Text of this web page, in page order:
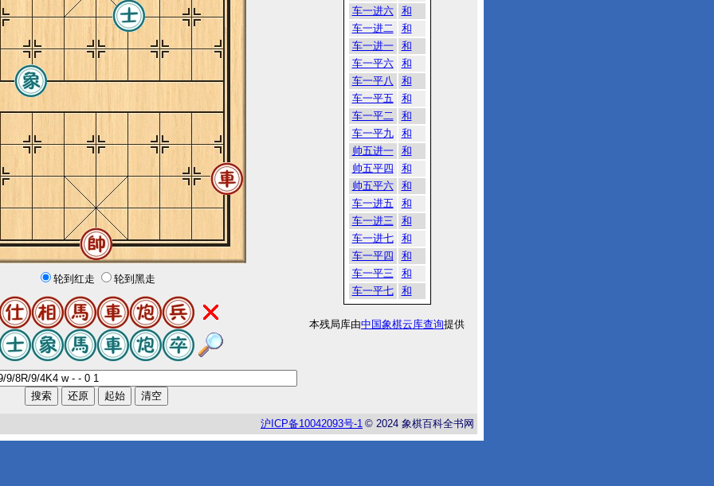
轮到红走 轮到黑走
车一进六
和
车一进二
和
车一进一
和
车一平六
和
车一平八
和
车一平五
和
车一平二
和
车一平九
和
帅五进一
和
帅五平四
和
帅五平六
和
车一进五
和
车一进三
和
车一进七
和
车一平四
和
车一平三
和
车一平七
和
本残局库由中国象棋云库查询提供
沪 ICP备10042093号-1 © 2024 象棋百科全书网